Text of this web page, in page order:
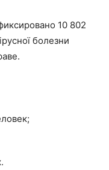
10 802
болезни